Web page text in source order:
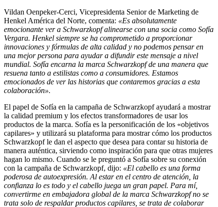
Vildan Oenpeker-Cerci, Vicepresidenta Senior de Marketing de
Henkel América del Norte, comenta: «Es absolutamente
emocionante ver a Schwarzkopf alinearse con una socia como Sofía
Vergara. Henkel siempre se ha comprometido a proporcionar
innovaciones y fórmulas de alta calidad y no podemos pensar en
una mejor persona para ayudar a difundir este mensaje a nivel
mundial. Sofía encarna la marca Schwarzkopf de una manera que
resuena tanto a estilistas como a consumidores. Estamos
emocionados de ver las historias que contaremos gracias a esta
colaboración».
El papel de Sofía en la campaña de Schwarzkopf ayudará a mostrar
la calidad premium y los efectos transformadores de usar los
productos de la marca. Sofía es la personificación de los «objetivos
capilares» y utilizará su plataforma para mostrar cómo los productos
Schwarzkopf le dan el aspecto que desea para contar su historia de
manera auténtica, sirviendo como inspiración para que otras mujeres
hagan lo mismo. Cuando se le preguntó a Sofía sobre su conexión
con la campaña de Schwarzkopf, dijo: «El cabello es una forma
poderosa de autoexpresión. Al estar en el centro de atención, la
confianza lo es todo y el cabello juega un gran papel. Para mí,
convertirme en embajadora global de la marca Schwarzkopf no se
trata solo de respaldar productos capilares, se trata de colaborar